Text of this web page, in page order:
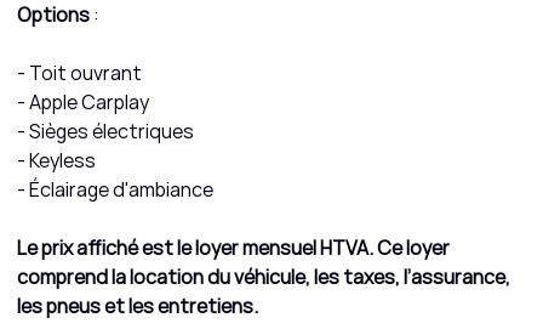
Options:
- Toit ouvrant
- Apple Carplay
- Sièges électriques
- Keyless
- Éclairage d'ambiance
Le prix affiché est le loyer mensuel HTVA. Ce loyer
comprend la location du véhicule, les taxes, l’assurance,
les pneus et les entretiens.